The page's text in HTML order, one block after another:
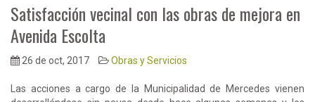
Satisfacción vecinal con las obras de mejora en
Avenida Escolta
26 de oct, 2017 Obras y Servicios
Las acciones a cargo de la Municipalidad de Mercedes vienen